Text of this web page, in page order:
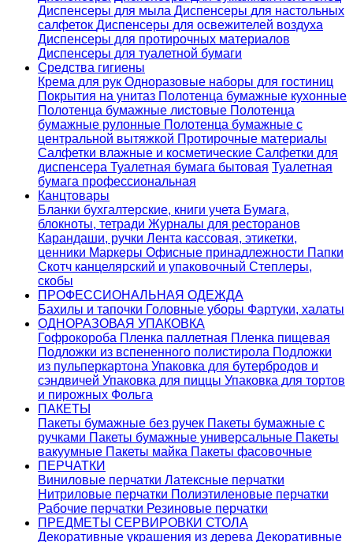
Диспенсеры для мыла Диспенсеры для настольных
салфеток Диспенсеры для освежителей воздуха
Диспенсеры для протирочных материалов
Диспенсеры для туалетной бумаги
Средства гигиены
Крема для рук Одноразовые наборы для гостиниц
Покрытия на унитаз Полотенца бумажные кухонные
Полотенца бумажные листовые Полотенца
бумажные рулонные Полотенца бумажные с
центральной вытяжкой Протирочные материалы
Салфетки влажные и косметические Салфетки для
диспенсера Туалетная бумага бытовая Туалетная
бумага профессиональная
Канцтовары
Бланки бухгалтерские, книги учета Бумага,
блокноты, тетради Журналы для ресторанов
Карандаши, ручки Лента кассовая, этикетки,
ценники Маркеры Офисные принадлежности Папки
Скотч канцелярский и упаковочный Степлеры,
скобы
ПРОФЕССИОНАЛЬНАЯ ОДЕЖДА
Бахилы и тапочки Головные уборы Фартуки, халаты
ОДНОРАЗОВАЯ УПАКОВКА
Гофрокороба Пленка паллетная Пленка пищевая
Подложки из вспененного полистирола Подложки
из пульперкартона Упаковка для бутербродов и
сэндвичей Упаковка для пиццы Упаковка для тортов
и пирожных Фольга
ПАКЕТЫ
Пакеты бумажные без ручек Пакеты бумажные с
ручками Пакеты бумажные универсальные Пакеты
вакуумные Пакеты майка Пакеты фасовочные
ПЕРЧАТКИ
Виниловые перчатки Латексные перчатки
Нитриловые перчатки Полиэтиленовые перчатки
Рабочие перчатки Резиновые перчатки
ПРЕДМЕТЫ СЕРВИРОВКИ СТОЛА
Декоративные украшения из дерева Декоративные